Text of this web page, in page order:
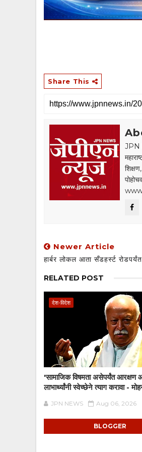
Share This
JPN
Newer Article
हार्बर लोकल आता सँडहर्स्ट रोडपर्यंत
RELATED POST
देश-विदेश
'सामाजिक विषमता असेपर्यंत
लाभार्थ्यांनी स्वेच्छेने त्याग करावा -
JPN NEWS Aug 06, 2026
BLOGGER